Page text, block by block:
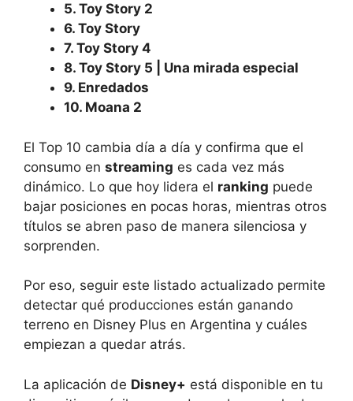
5. Toy Story 2
6. Toy Story
7. Toy Story 4
8. Toy Story 5 | Una mirada especial
9. Enredados
10. Moana 2
El Top 10 cambia día a día y confirma que el
consumo en streaming es cada vez más
dinámico. Lo que hoy lidera el ranking puede
bajar posiciones en pocas horas, mientras otros
títulos se abren paso de manera silenciosa y
sorprenden.
Por eso, seguir este listado actualizado permite
detectar qué producciones están ganando
terreno en Disney Plus en Argentina y cuáles
empiezan a quedar atrás.
La aplicación de Disney+ está disponible en tu